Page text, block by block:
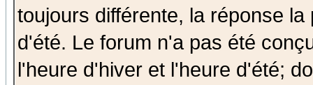
toujours différente, la réponse
d'été. Le forum n'a pas été
l'heure d'hiver et l'heure d'été;